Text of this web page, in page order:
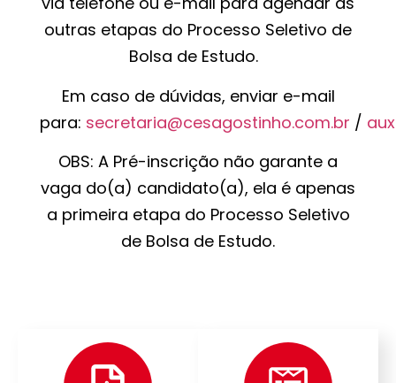
outras etapas do Processo Seletivo de
Bolsa de Estudo.
Em caso de dúvidas, enviar e-mail
para: secretaria@cesagostinho.com.br /
OBS: A Pré-inscrição não garante a
vaga do(a) candidato(a), ela é apenas
a primeira etapa do Processo Seletivo
de Bolsa de Estudo.